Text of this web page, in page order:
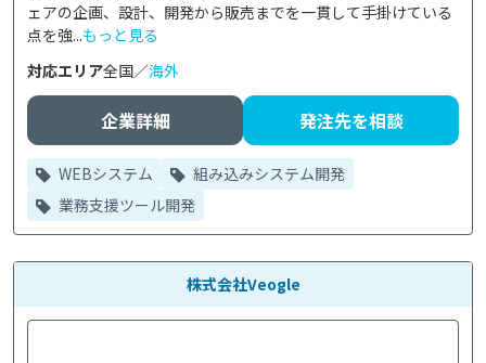
ェアの企画、設計、開発から販売までを一貫して手掛けている
点を強...もっと見る
対応エリア全国／海外
企業詳細 発注先を相談
WEBシステム
組み込みシステム開発
業務支援ツール開発
株式会社Veogle